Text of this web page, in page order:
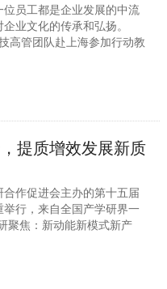
员工都是企业发展的中流
业文化的传承和弘扬。
管团队赴上海参加行动教
提质增效发展新质
作促进会主办的第十五届
行，来自全国产学研界一
聚焦：新动能新模式新产